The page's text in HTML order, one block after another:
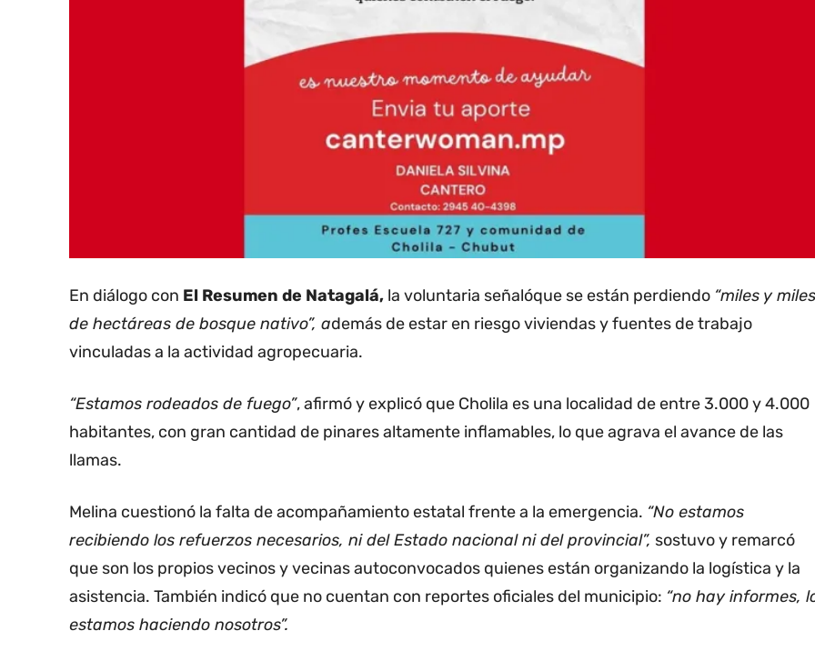
En diálogo con El Resumen de Natagalá, la voluntaria señalóque se están perdiendo “miles y miles
de hectáreas de bosque nativo”, además de estar en riesgo viviendas y fuentes de trabajo
vinculadas a la actividad agropecuaria.
“Estamos rodeados de fuego”, afirmó y explicó que Cholila es una localidad de entre 3.000 y 4.000
habitantes, con gran cantidad de pinares altamente inflamables, lo que agrava el avance de las
llamas.
Melina cuestionó la falta de acompañamiento estatal frente a la emergencia. “No estamos
recibiendo los refuerzos necesarios, ni del Estado nacional ni del provincial”, sostuvo y remarcó
que son los propios vecinos y vecinas autoconvocados quienes están organizando la logística y la
asistencia. También indicó que no cuentan con reportes oficiales del municipio: “no hay informes,
estamos haciendo nosotros”.